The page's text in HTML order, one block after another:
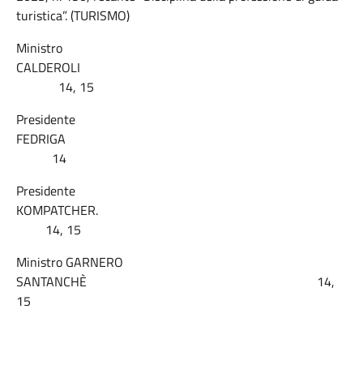
turistica”. (TURISMO)
Ministro
CALDEROLI
14, 15
Presidente
FEDRIGA
14
Presidente
KOMPATCHER.
14, 15
Ministro GARNERO
SANTANCHÈ 14,
15